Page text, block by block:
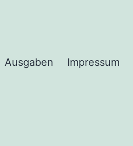
Ausgaben Impressum